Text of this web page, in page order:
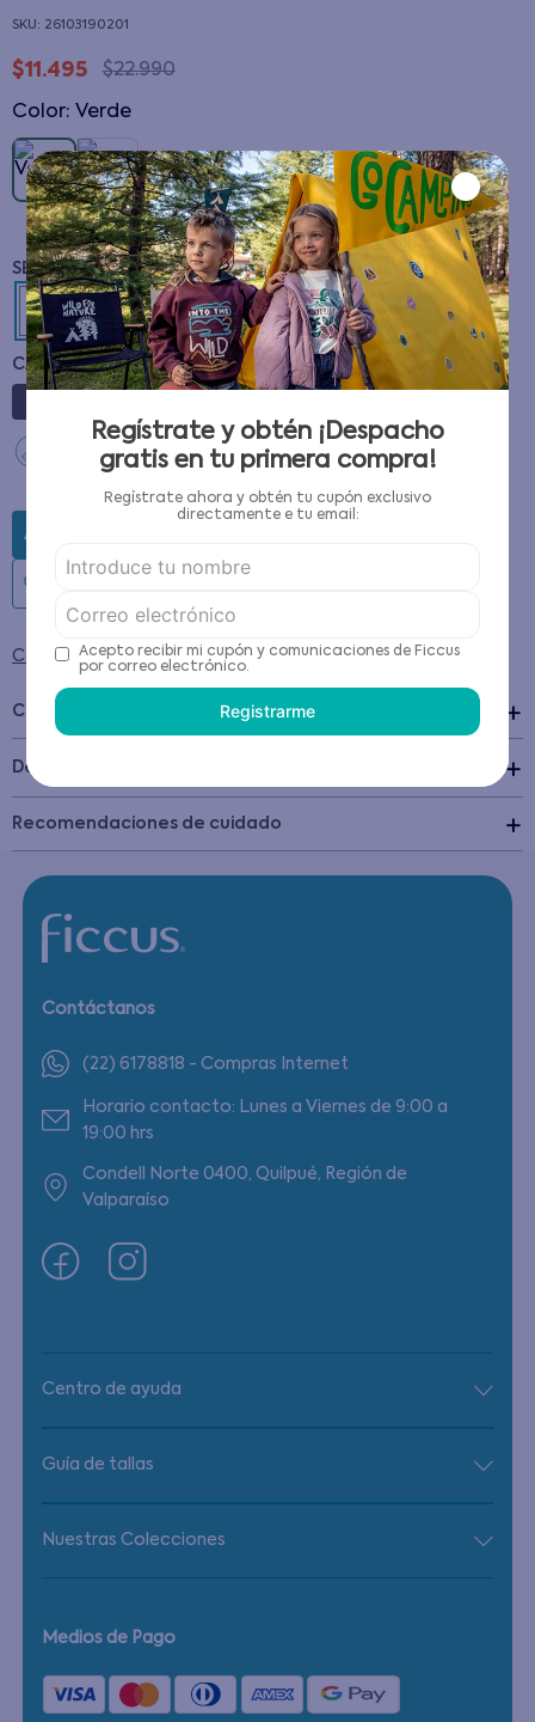
: 26103190201
$11 .495 $22.990
Color: verde
4 6
CANTIDAD
Guía de tallas
AGREGAR AL CARRITO
Condiciones para cambios y devoluciones
Características
Detalles del Producto +
Recomendaciones de cuidado
Contáctanos
(22) 6178818 - Compras Internet
Horario contacto: Lunes a Viernes de 9:00 a
19:00 hrs
Condell Norte 0400, Quilpué, Región de
Valparaíso
Centro de ayuda
Guía de tallas
Nuestras Colecciones
Medios de Pago
Regístrate y obtén ¡Despacho
gratis en tu primera compra!
Regístrate ahora y obtén tu cupón exclusivo
directamente e tu email:
Acepto recibir mi cupón y comunicaciones de Ficcus
por correo electrónico.
Registrarme